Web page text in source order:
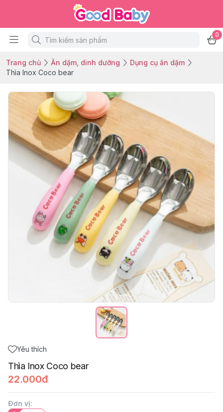
0
Trang chủ Ăn dặm, dinh dưỡng
Dụng cụ ăn dặm
Thìa Inox Coco bear
Yêu thích
Thìa Inox Coco bear
22.000đ
Đơn vị: